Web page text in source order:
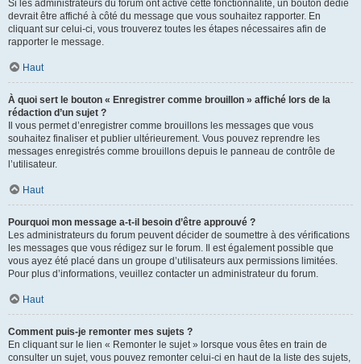
Si les administrateurs du forum ont activé cette fonctionnalité, un bouton dédié
devrait être affiché à côté du message que vous souhaitez rapporter. En
cliquant sur celui-ci, vous trouverez toutes les étapes nécessaires afin de
rapporter le message.
Haut
À quoi sert le bouton « Enregistrer comme brouillon » affiché lors de la
rédaction d’un sujet ?
Il vous permet d’enregistrer comme brouillons les messages que vous
souhaitez finaliser et publier ultérieurement. Vous pouvez reprendre les
messages enregistrés comme brouillons depuis le panneau de contrôle de
l’utilisateur.
Haut
Pourquoi mon message a-t-il besoin d’être approuvé ?
Les administrateurs du forum peuvent décider de soumettre à des vérifications
les messages que vous rédigez sur le forum. Il est également possible que
vous ayez été placé dans un groupe d’utilisateurs aux permissions limitées.
Pour plus d’informations, veuillez contacter un administrateur du forum.
Haut
Comment puis-je remonter mes sujets ?
En cliquant sur le lien « Remonter le sujet » lorsque vous êtes en train de
consulter un sujet, vous pouvez remonter celui-ci en haut de la liste des sujets,